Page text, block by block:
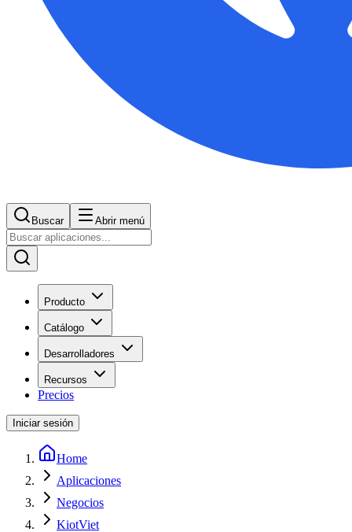
Buscar Abrir menú
Producto
Catálogo
Desarrolladores
Recursos
Precios
Iniciar sesión
Home
Aplicaciones
Negocios
KiotViet